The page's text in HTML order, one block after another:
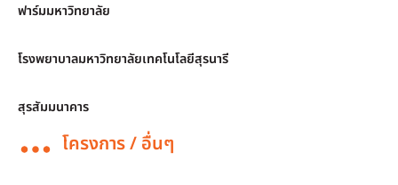
ฟาร์มมหาวิทยาลัย
โรงพยาบาลมหาวิทยาลัยเทคโนโลยีสุรนารี
สุรสัมมนาคาร
โครงการ / อื่นๆ